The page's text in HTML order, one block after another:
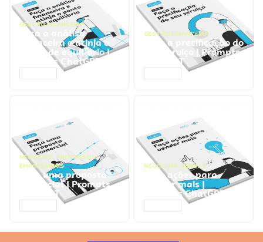
GESTÃO FINANCEIRA
Faça a análise
financeira e atinja o
ponto de equilíbrio |
Prompts ChatGPT
GESTÃO FINANCEIRA
Faça a precificação do
seu serviço | Prompts
ChatGPT
NEGÓCIOS, PROCESSOS
EMPRESARIAIS
Faça uma proposta
comercial | Prompts
ChatGPT
NEGÓCIOS, VENDAS
Faça ações para
vender mais |
Prompts ChatGPT